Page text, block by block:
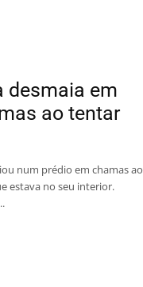
desmaia em
ao tentar
num prédio em chamas ao
estava no seu interior.